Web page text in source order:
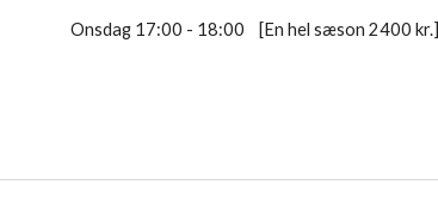
Onsdag 17:00 - 18:00 [En hel sæson 2400 kr.]